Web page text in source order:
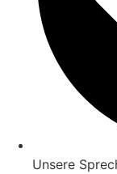
Unsere